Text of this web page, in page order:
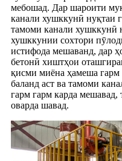
мебошад. Дар шароити
канали хушккунӣ нуқтаи
тамоми канали хушккунӣ
хушккунии сохтори
истифода мешаванд, дар
бетонӣ хиштҳои
қисми миёна ҳамеша гарм
баланд аст ва тамоми
гарм гарм карда мешавад,
оварда шавад.